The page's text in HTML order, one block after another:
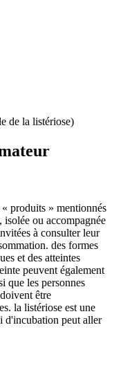
de la listériose)
produits » mentionnés
isolée ou accompagnée
à consulter leur
des formes
et des atteintes
peuvent également
que les personnes
être
la listériose est une
d'incubation peut aller